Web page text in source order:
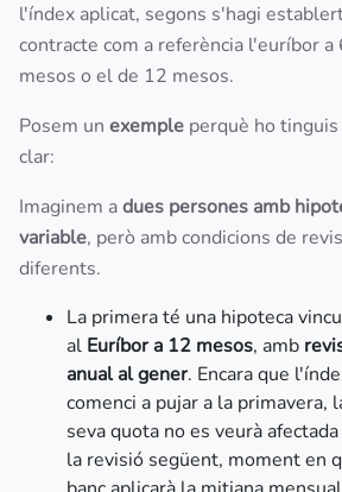
l'índex aplicat, segons s'hagi
contracte com a referència l'euríbor a
mesos o el de 12 mesos.
Posem un exemple perquè ho
clar:
Imaginem adues persones amb
variable, però amb condicions de
diferents.
La primera té una hipoteca
al Euríbor a 12 mesos, amb
anual al gener. Encara que
comenci a pujar a la primavera,
seva quota no es veurà
la revisió següent, moment en